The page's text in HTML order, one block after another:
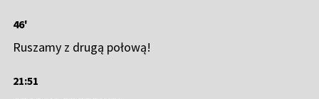
46'
Ruszamy z drugą połową!
21:51